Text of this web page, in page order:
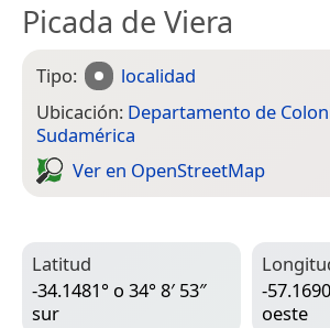
Picada de Viera
Tipo:
localidad
Ubicación: Departamento de
Sudamérica
Ver en Open­Street­Map
Latitud
-34.1481° o 34° 8′ 53″
sur
-
oeste